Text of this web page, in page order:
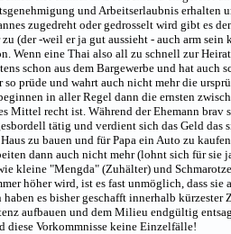
und Arbeitserlaubnis erhalten
zugedreht oder gedrosselt wird gibt es
(der -weil er ja gut aussieht - auch arm
Wenn eine Thai also all zu schnell zur
schon aus dem Bargewerbe und hat
so prüde und wahrt auch nicht mehr die
in aller Regel dann die ernsten
Mittel recht ist. Während der Ehemann brav
tätig und verdient sich das Geld
zu bauen und für Papa ein Auto zu
dann auch nicht mehr (lohnt sich für sie
kleine "Mengda" (Zuhälter) und
höher wird, ist es fast unmöglich, dass sie
haben es bisher geschafft innerhalb
aufbauen und dem Milieu endgültig
diese Vorkommnisse keine Einzelfälle!